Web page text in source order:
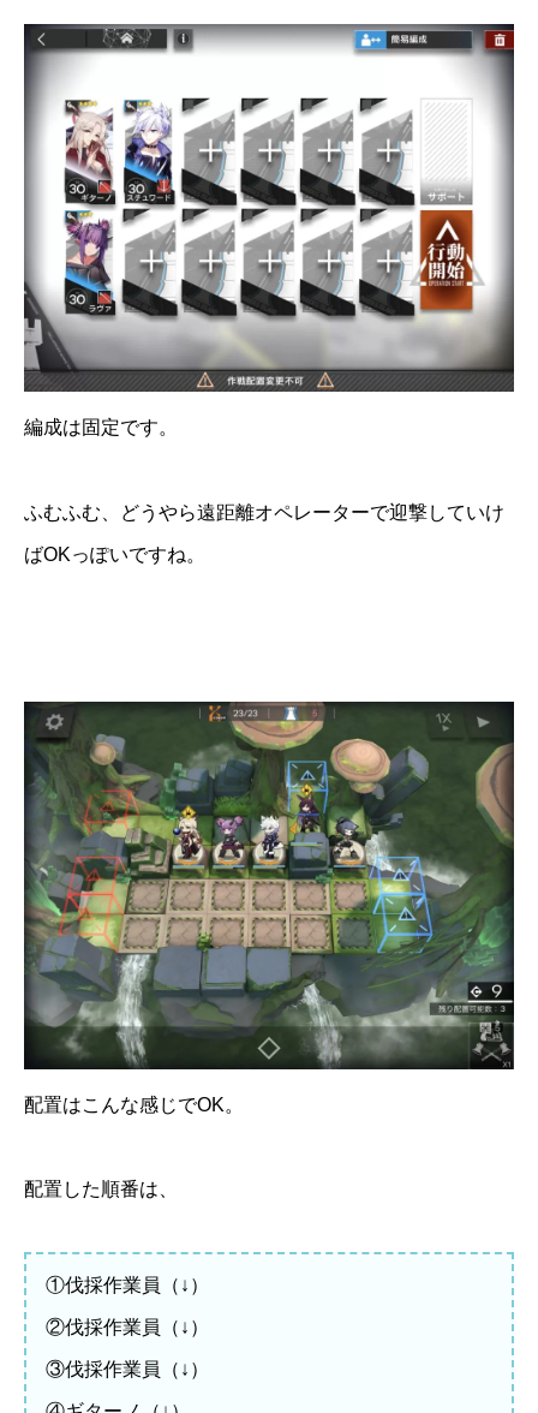
編成は固定です。
ふむふむ、どうやら遠距離オペレーターで迎撃していけ
ばOKっぽいですね。
配置はこんな感じでOK。
配置した順番は、
①伐採作業員（↓）
②伐採作業員（↓）
③伐採作業員（↓）